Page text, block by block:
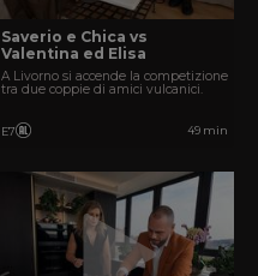
Saverio e Chica vs
Valentina ed Elisa
A Livorno si accende la competizione
tra due coppie di amici vulcanici.
E7 49 min